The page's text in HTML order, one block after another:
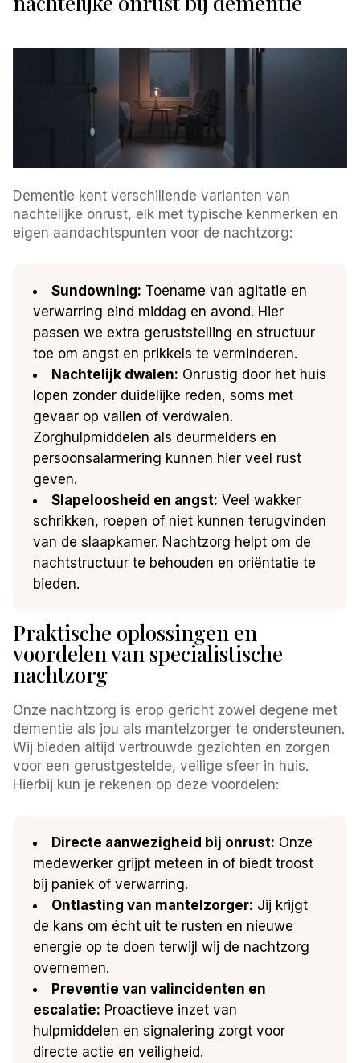
Dementie kent verschillende varianten van
nachtelijke onrust, elk met typische kenmerken en
eigen aandachtspunten voor de nachtzorg:
Sundowning: Toename van agitatie en
verwarring eind middag en avond. Hier
passen we extra geruststelling en structuur
toe om angst en prikkels te verminderen.
Nachtelijk dwalen: Onrustig door het huis
lopen zonder duidelijke reden, soms met
gevaar op vallen of verdwalen.
Zorghulpmiddelen als deurmelders en
persoonsalarmering kunnen hier veel rust
geven.
Slapeloosheid en angst: Veel wakker
schrikken, roepen of niet kunnen terugvinden
van de slaapkamer. Nachtzorg helpt om de
nachtstructuur te behouden en oriëntatie te
bieden.
Praktische oplossingen en
voordelen van specialistische
nachtzorg
Onze nachtzorg is erop gericht zowel degene met
dementie als jou als mantelzorger te ondersteunen.
Wij bieden altijd vertrouwde gezichten en zorgen
voor een gerustgestelde, veilige sfeer in huis.
Hierbij kun je rekenen op deze voordelen:
Directe aanwezigheid bij onrust: Onze
medewerker grijpt meteen in of biedt troost
bij paniek of verwarring.
Ontlasting van mantelzorger: Jij krijgt
de kans om écht uit te rusten en nieuwe
energie op te doen terwijl wij de nachtzorg
overnemen.
Preventie van valincidenten en
escalatie: Proactieve inzet van
hulpmiddelen en signalering zorgt voor
directe actie en veiligheid.